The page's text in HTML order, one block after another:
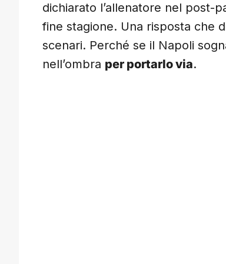
dichiarato l’allenatore nel post-
fine stagione. Una risposta che
scenari. Perché se il Napoli
nell’ombra per portarlo via.